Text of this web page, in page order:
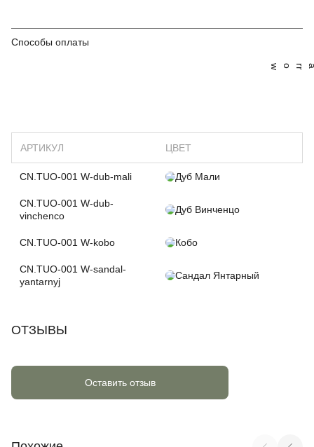
Способы оплаты
АРТИКУЛ ЦВЕТ
CN.TUO-001 W-dub-mali Дуб Мали
CN.TUO-001 W-dub-
vinchenco
Дуб Винченцо
CN.TUO-001 W-kobo Кобо
CN.TUO-001 W-sandal-
yantarnyj
Сандал Янтарный
ОТЗЫВЫ
Оставить отзыв